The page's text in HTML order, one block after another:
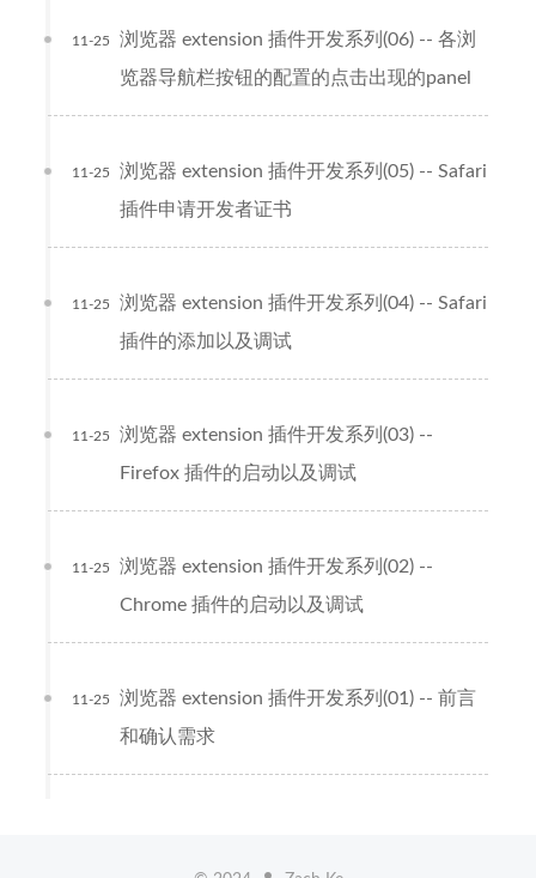
浏览器 extension 插件开发系列(06) -- 各浏
览器导航栏按钮的配置的点击出现的panel
11-25
浏览器 extension 插件开发系列(05) -- Safari
插件申请开发者证书
11-25
浏览器 extension 插件开发系列(04) -- Safari
插件的添加以及调试
11-25
浏览器 extension 插件开发系列(03) --
Firefox 插件的启动以及调试
11-25
浏览器 extension 插件开发系列(02) --
Chrome 插件的启动以及调试
11-25
浏览器 extension 插件开发系列(01) -- 前言
和确认需求
11-25